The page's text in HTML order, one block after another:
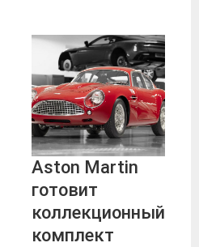
Aston Martin
готовит
коллекционный
комплект